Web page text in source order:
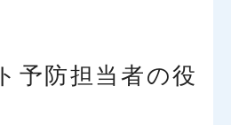
予防担当者の役